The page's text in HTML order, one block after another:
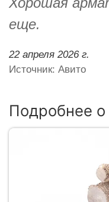
еще.
22 апреля 2026 г.
Источник: Авито
Подробнее о